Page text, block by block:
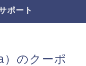
ポート
のクーポ